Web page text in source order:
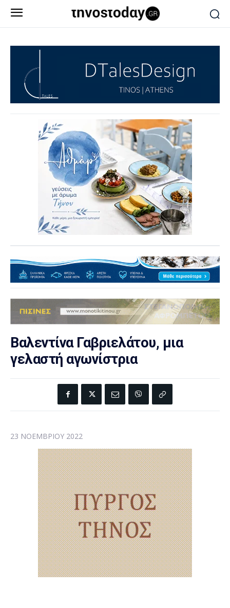
Βαλεντίνα Γαβριελάτου, μια
γελαστή αγωνίστρια
23 ΝΟΕΜΒΡΊΟΥ 2022